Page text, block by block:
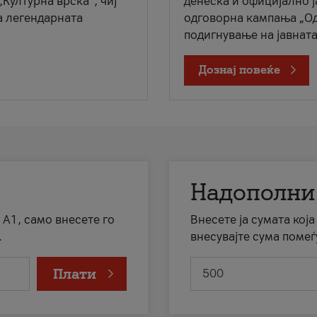
легендарната
одговорна кампања
подигнување на
Дознај повеќе
А1, само внесете го
Плати
Внесете ја сумата
внесувајте сума